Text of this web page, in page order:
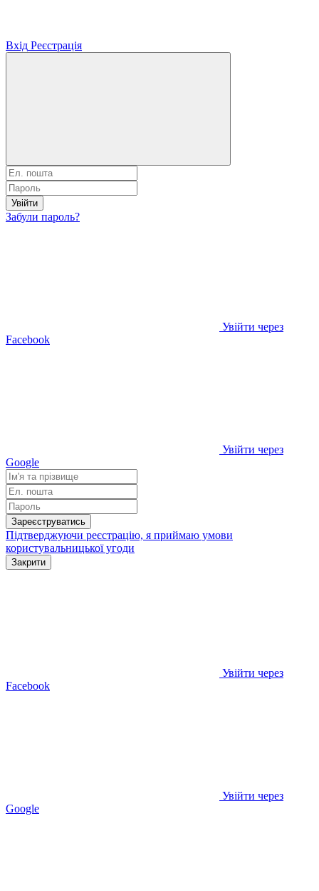
Вхід Реєстрація
Увійти
Забули пароль?
Увійти через
Facebook
Увійти через
Google
Зареєструватись
Підтверджуючи реєстрацію, я приймаю умови
користувальницької угоди
Закрити
Увійти через
Facebook
Увійти через
Google